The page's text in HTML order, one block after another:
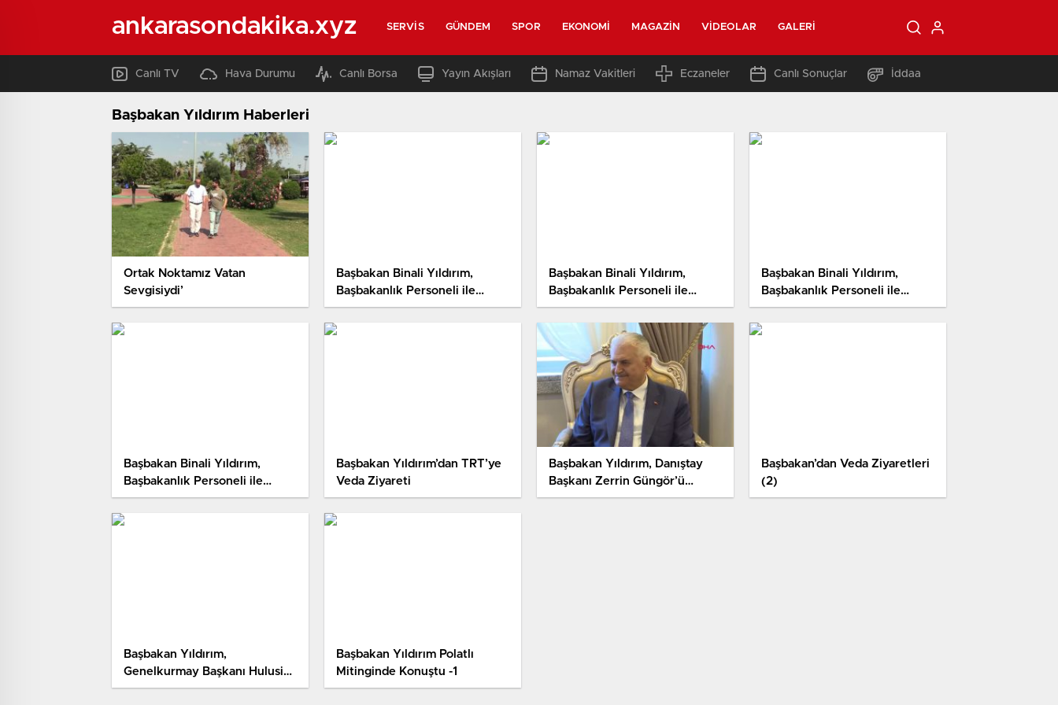
ankarasondakika.xyz SERVIS GÜNDEM SPOR EKONOMI MAGAZIN VIDEOLAR GALERI
Canlı TV Hava Durumu Canlı Borsa Yayın Akışları Namaz Vakitleri Eczaneler Canlı Sonuçlar İddaa
Başbakan Yıldırım Haberleri
Ortak Noktamız Vatan
Sevgisiydi’
Başbakan Binali Yıldırım,
Başbakanlık Personeli ile
Vedalaşma Programında
Konuştu Hd 2
Başbakan Binali Yıldırım,
Başbakanlık Personeli ile
Vedalaşma Programında
Konuştu 2
Başbakan Binali Yıldırım,
Başbakanlık Personeli ile
Vedalaşma Programında
Konuştu 1
Başbakan Binali Yıldırım,
Başbakanlık Personeli ile
Vedalaşma Programında
Konuştu Hd 1
Başbakan Yıldırım’dan TRT’ye
Veda Ziyareti
Başbakan Yıldırım, Danıştay
Başkanı Zerrin Güngör’ü
Ziyaret Etti
Başbakan’dan Veda Ziyaretleri
(2)
Başbakan Yıldırım,
Genelkurmay Başkanı Hulusi
Akar’ı Ziyaret Etti
Başbakan Yıldırım Polatlı
Mitinginde Konuştu -1